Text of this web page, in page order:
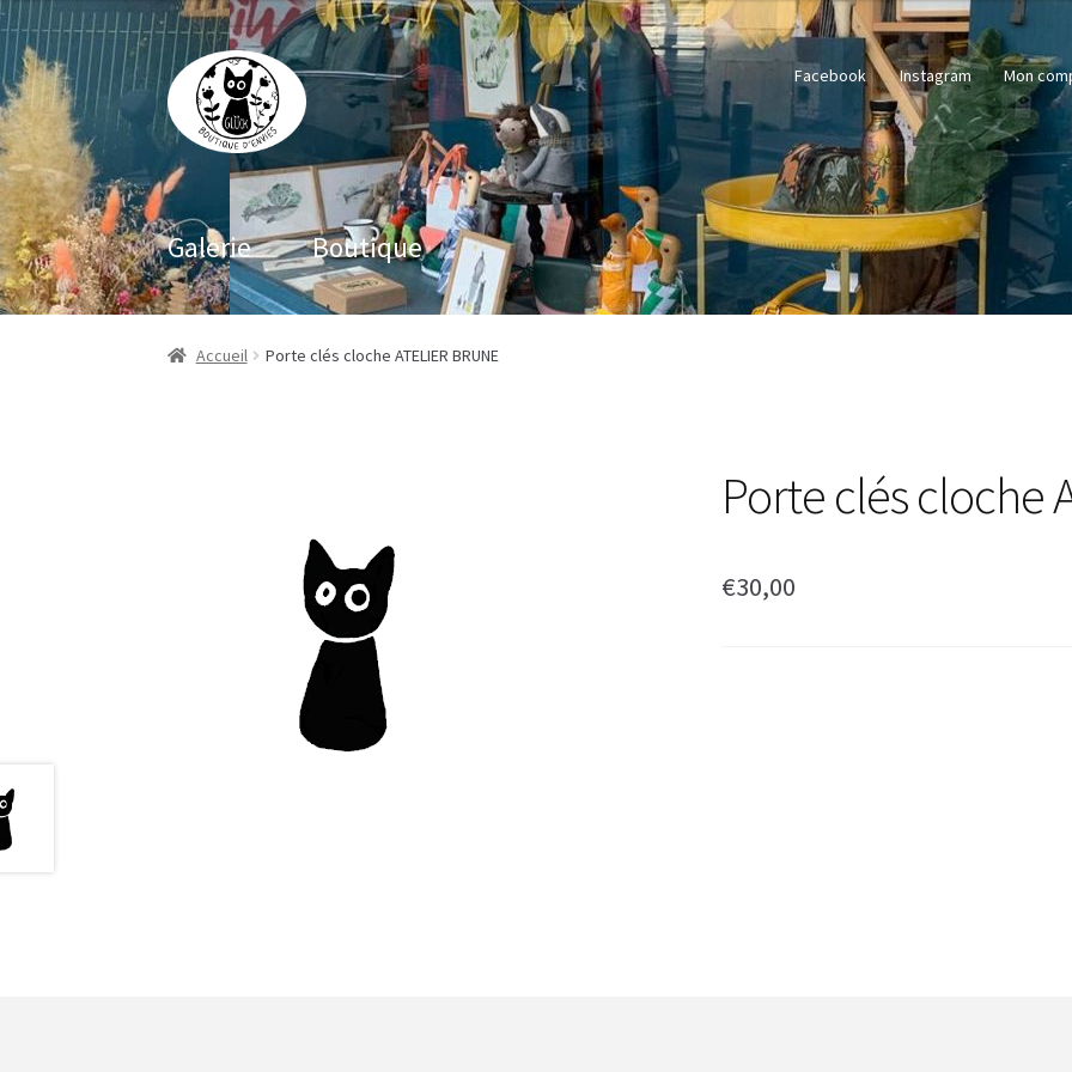
Aller
à
la
navigation
Aller
au
contenu
Facebook Instagram Mon
Galerie Boutique
Accueil Porte clés cloche ATELIER BRUNE
Porte clés cloche
€30,00